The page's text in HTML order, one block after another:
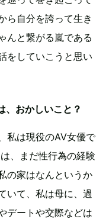
ら自分を誇って生き
んと繋がる嵐である
をしていこうと思い
、おかしいこと？
私は現役のAV女優で
、まだ性行為の経験
の家はなんというか
いて、私は母に、過
デートや交際などは